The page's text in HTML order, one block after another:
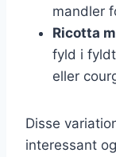
mandler
Ricotta
fyld i
eller
Disse
interessant